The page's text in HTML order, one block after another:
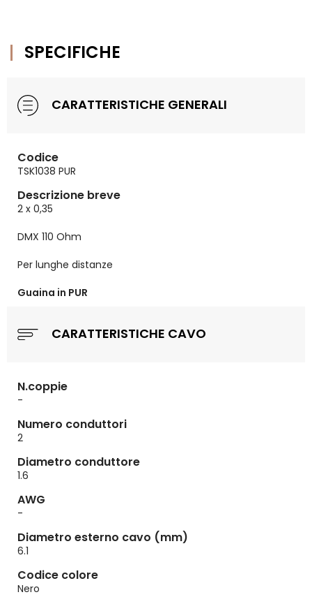
SPECIFICHE
CARATTERISTICHE GENERALI
Codice
TSK1038 PUR
Descrizione breve
2 x 0,35
DMX 110 Ohm
Per lunghe distanze
Guaina in PUR
CARATTERISTICHE CAVO
N.coppie
-
Numero conduttori
2
Diametro conduttore
1.6
AWG
-
Diametro esterno cavo (mm)
6.1
Codice colore
Nero